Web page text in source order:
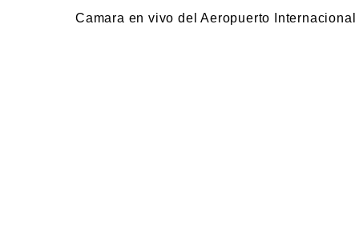
Camara en vivo del Aeropuerto